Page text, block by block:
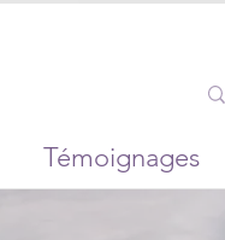
Témoignages